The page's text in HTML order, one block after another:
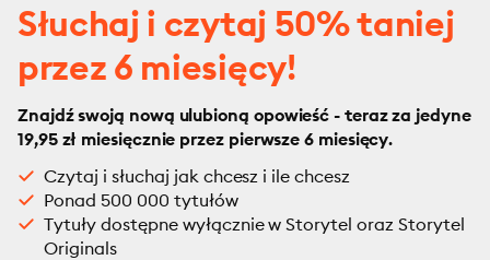
Słuchaj i czytaj 50% taniej
przez 6 miesięcy!
Znajdź swoją nową ulubioną opowieść - teraz za jedyne
19,95 zł miesięcznie przez pierwsze 6 miesięcy.
Czytaj i słuchaj jak chcesz i ile chcesz
Ponad 500 000 tytułów
Tytuły dostępne wyłącznie w Storytel oraz Storytel
Originals